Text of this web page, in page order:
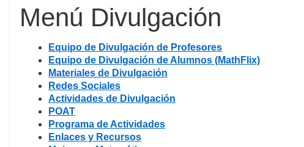
Menú Divulgación
Equipo de Divulgación de Profesores
Equipo de Divulgación de Alumnos (MathFlix)
Materiales de Divulgación
Redes Sociales
Actividades de Divulgación
POAT
Programa de Actividades
Enlaces y Recursos